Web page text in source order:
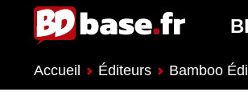
Accueil Éditeurs Bamboo